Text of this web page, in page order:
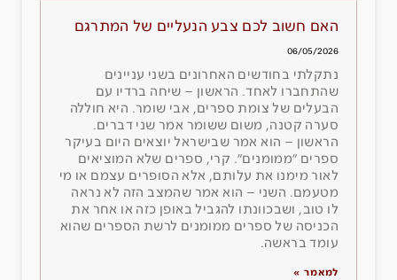
האם חשוב לכם צבע הנעליים של המתרגם
06/05/2026
נתקלתי בחודשים האחרונים בשני עניינים
שהתחברו לאחד. הראשון – שיחה ברדיו עם
הבעלים של צומת ספרים, אבי שומר. היא חוללה
סערה קטנה, משום ששומר אמר שני דברים.
הראשון – הוא אמר שבישראל יוצאים היום בעיקר
ספרים ״ממומנים״. קרי, ספרים שלא המוציאים
לאור מימנו את עלותם, אלא הסופרים עצמם או מי
מטעמם. השני – הוא אמר שהמצב הזה לא נראה
לו טוב, ושבכוונתו להגביל באופן כזה או אחר את
הכניסה של ספרים ממומנים לרשת הספרים שהוא
עומד בראשה.
למאמר »